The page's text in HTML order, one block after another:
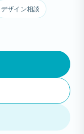
デザイン相談